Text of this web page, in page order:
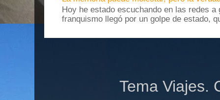
Hoy he estado escuchando en las redes a
franquismo llegó por un golpe de estado,
Tema Viajes.